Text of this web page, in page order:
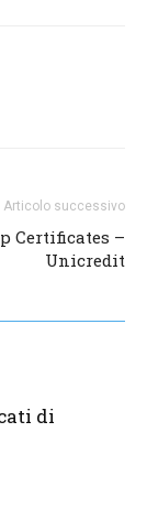
Articolo successivo
Certificates –
Unicredit
di